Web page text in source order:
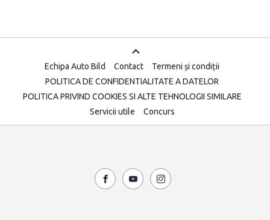
Echipa Auto Bild Contact
Termeni și condiții
POLITICA DE CONFIDENTIALITATE A DATELOR
POLITICA PRIVIND COOKIES SI ALTE TEHNOLOGII SIMILARE
Servicii utile
Concurs